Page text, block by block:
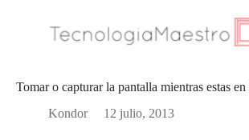
Tomar o capturar la pantalla mientras estas
Kondor
12 julio, 2013